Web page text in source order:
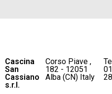
Cascina
San
Cassiano
s.r.l.
Corso Piave ,
182 - 12051
Alba (CN) Italy